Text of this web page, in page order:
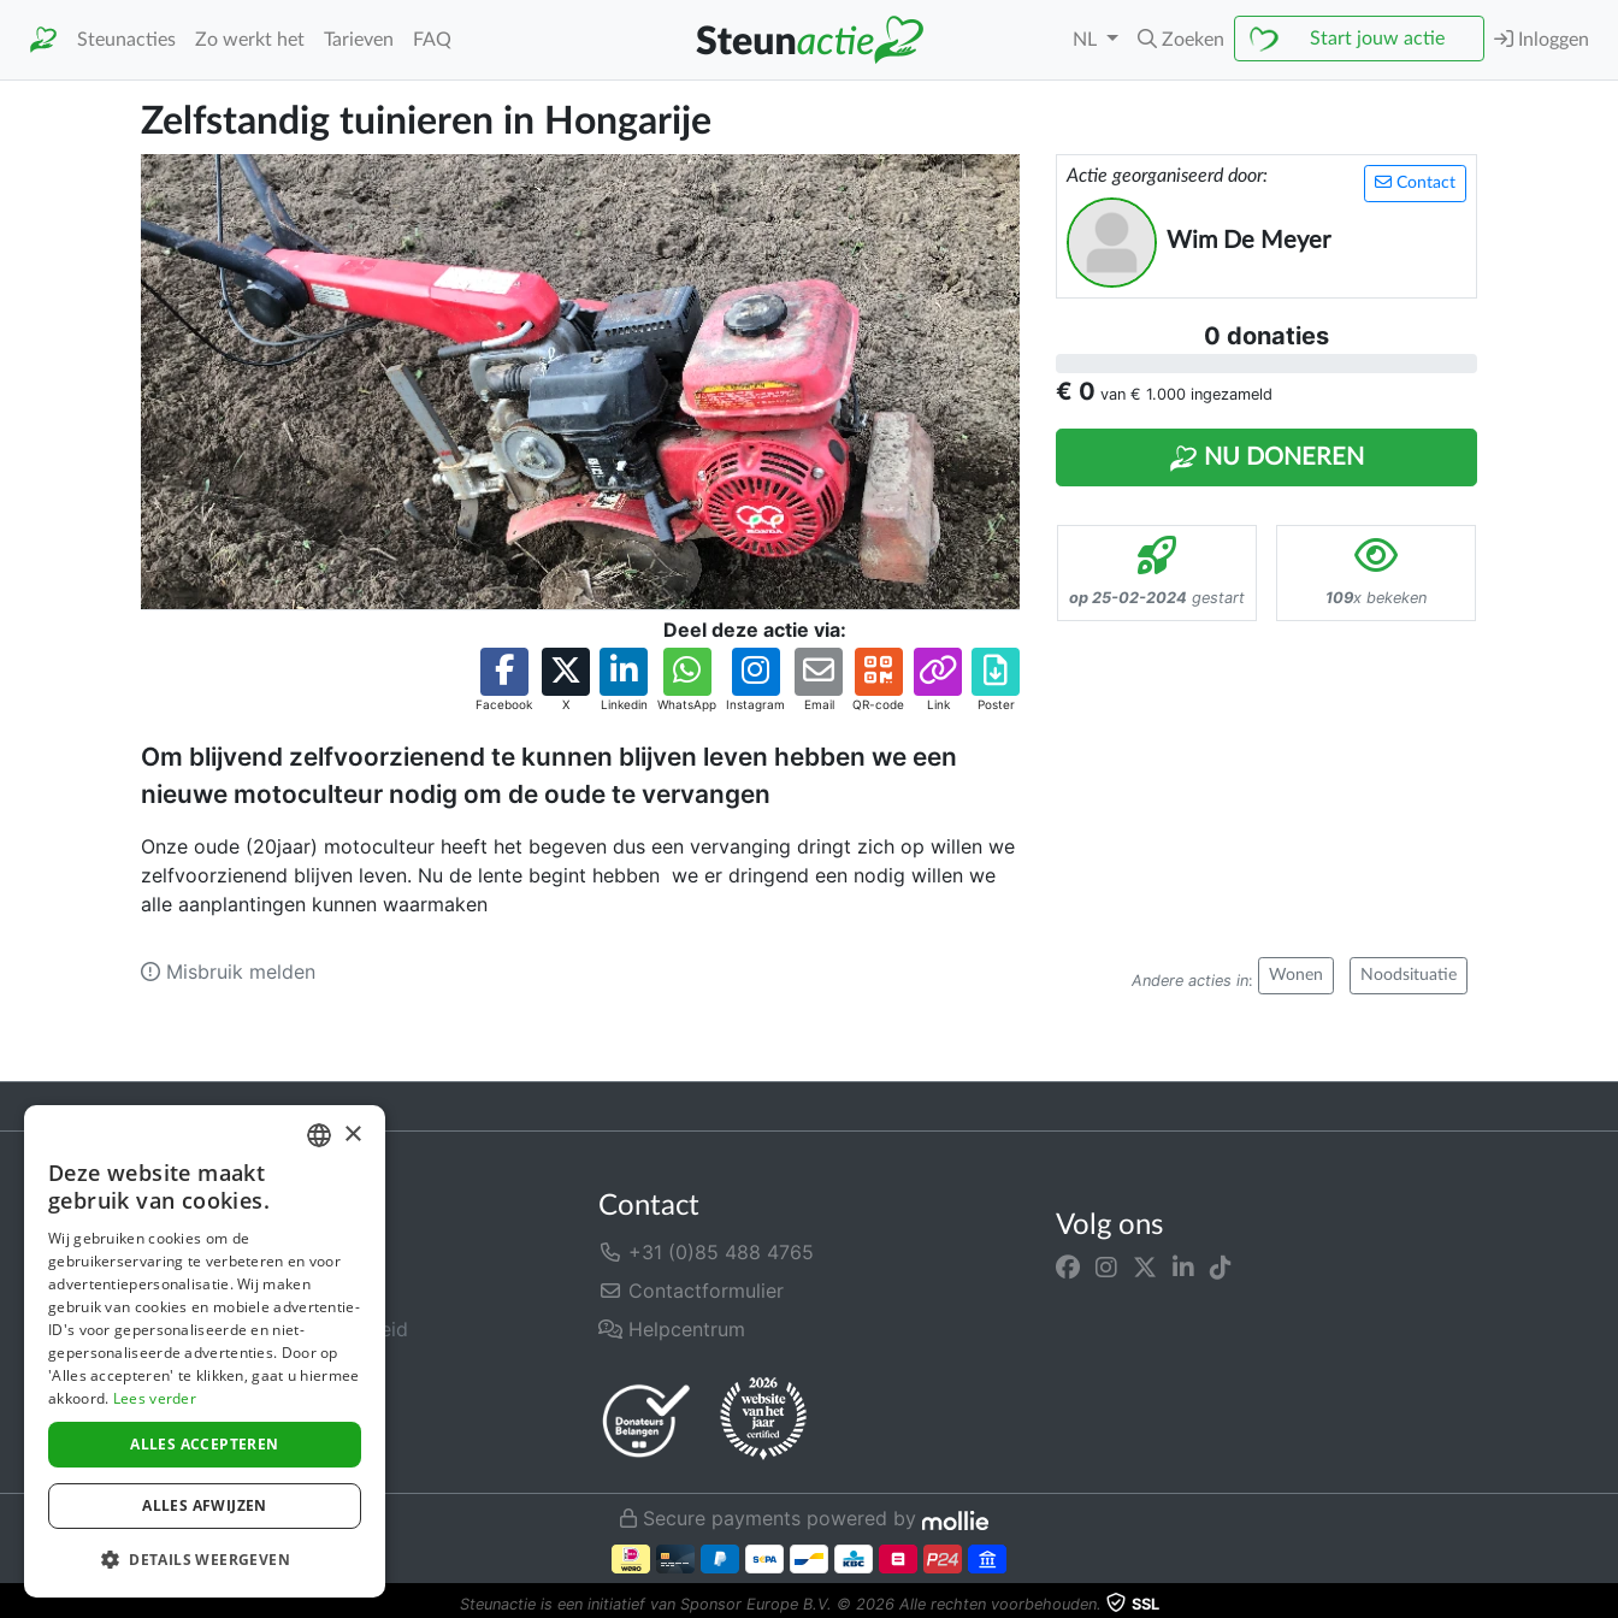
Steunacties Zo werkt het Tarieven FAQ NL Zoeken Start jouw actie Inloggen
Zelfstandig tuinieren in Hongarije
Deel deze actie via:
Facebook X Linkedin WhatsApp Instagram Email QR-code Link Poster
Om blijvend zelfvoorzienend te kunnen blijven leven hebben we een
nieuwe motoculteur nodig om de oude te vervangen
Onze oude (20jaar) motoculteur heeft het begeven dus een vervanging dringt zich op willen we
zelfvoorzienend blijven leven. Nu de lente begint hebben we er dringend een nodig willen we
alle aanplantingen kunnen waarmaken
Contact
Actie georganiseerd door:
Wim De Meyer
0 donaties
€ 0 van € 1.000 ingezameld
NU DONEREN
op 25-02-2024 gestart 109x bekeken
Andere acties in: Wonen Noodsituatie
Misbruik melden
Steunactie
Over ons
In de media
Veiligheid & Betrouwbaarheid
Algemene voorwaarden
Privacybeleid
Cookiebeleid
Contact
+31 (0)85 488 4765
Contactformulier
Helpcentrum
Volg ons
Secure payments powered by
Steunactie is een initiatief van Sponsor Europe B.V. © 2026 Alle rechten voorbehouden. SSL
ENGLISH
×
Deze website maakt
gebruik van cookies.
Wij gebruiken cookies om de
gebruikerservaring te verbeteren en voor
advertentiepersonalisatie. Wij maken
gebruik van cookies en mobiele advertentie-
ID's voor gepersonaliseerde en niet-
gepersonaliseerde advertenties. Door op
'Alles accepteren' te klikken, gaat u hiermee
akkoord. Lees verder
ALLES ACCEPTEREN
ALLES AFWIJZEN
DETAILS WEERGEVEN